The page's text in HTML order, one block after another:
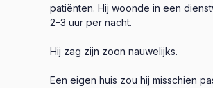
patiënten. Hij woonde in een
2–3 uur per nacht.
Hij zag zijn zoon nauwelijks.
Een eigen huis zou hij misschien